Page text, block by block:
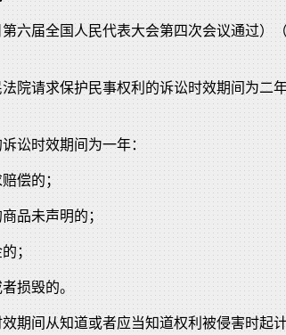
六届全国人民代表大会第四次会议通过）
院请求保护民事权利的诉讼时效期间为二
讼时效期间为一年：
偿的；
品未声明的；
的；
损毁的。
期间从知道或者应当知道权利被侵害时起